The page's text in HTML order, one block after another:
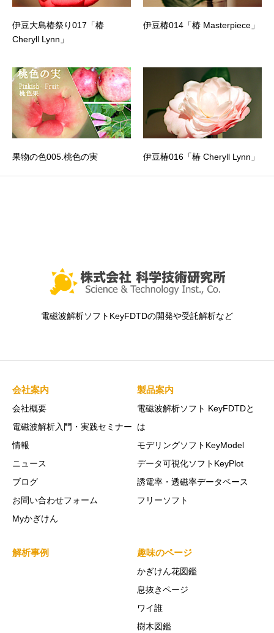
伊豆大島椿祭り017「椿
Cheryll Lynn」
伊豆椿014「椿 Masterpiece」
果物の色005.桃色の実 伊豆椿016「椿 Cheryll Lynn」
電磁波解析ソフトKeyFDTDの開発や受託解析など
会社案内
会社概要
電磁波解析入門・実践セミナー
情報
ニュース
ブログ
お問い合わせフォーム
Myかぎけん
製品案内
電磁波解析ソフト KeyFDTDと
は
モデリングソフトKeyModel
データ可視化ソフトKeyPlot
誘電率・透磁率データベース
フリーソフト
解析事例 趣味のページ
かぎけん花図鑑
息抜きページ
ワイ誰
樹木図鑑